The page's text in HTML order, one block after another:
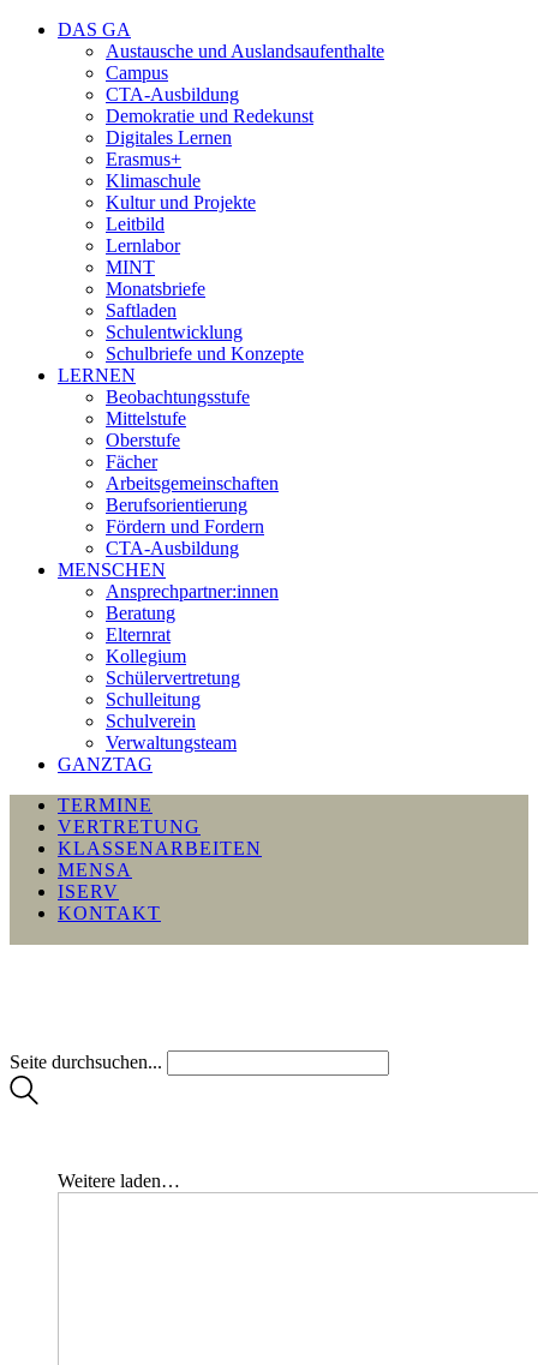
DAS GA
Austausche und Auslandsaufenthalte
Campus
CTA-Ausbildung
Demokratie und Redekunst
Digitales Lernen
Erasmus+
Klimaschule
Kultur und Projekte
Leitbild
Lernlabor
MINT
Monatsbriefe
Saftladen
Schulentwicklung
Schulbriefe und Konzepte
LERNEN
Beobachtungsstufe
Mittelstufe
Oberstufe
Fächer
Arbeitsgemeinschaften
Berufsorientierung
Fördern und Fordern
CTA-Ausbildung
MENSCHEN
Ansprechpartner:innen
Beratung
Elternrat
Kollegium
Schülervertretung
Schulleitung
Schulverein
Verwaltungsteam
GANZTAG
TERMINE
VERTRETUNG
KLASSENARBEITEN
MENSA
ISERV
KONTAKT
Seite durchsuchen...
Weitere laden…